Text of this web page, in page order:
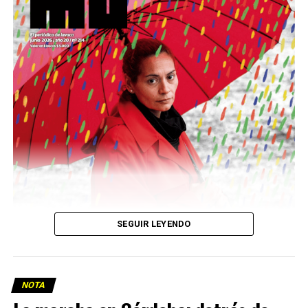
podría ser una frase: Sin chamuyo, a remarla.
Descargar la Mu en PDF
SEGUIR LEYENDO
NOTA